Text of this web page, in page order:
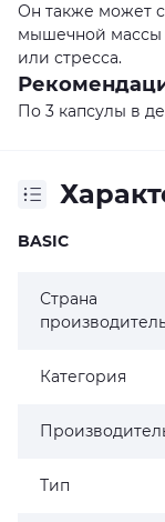
Он также может
мышечной массы
или стресса.
По 3 капсулы в
BASIC
Страна
Категория
Тип